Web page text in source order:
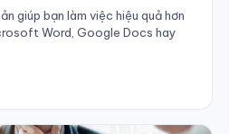
giúp bạn làm việc hiệu quả hơn
Word, Google Docs hay